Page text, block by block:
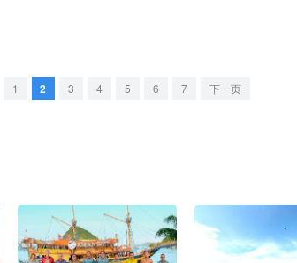
1 2 3 4 5 6 7 下一页